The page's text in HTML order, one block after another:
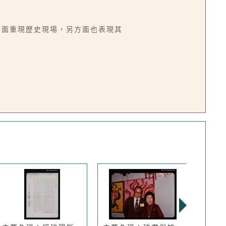
重現歷史現場，另方面也表現其